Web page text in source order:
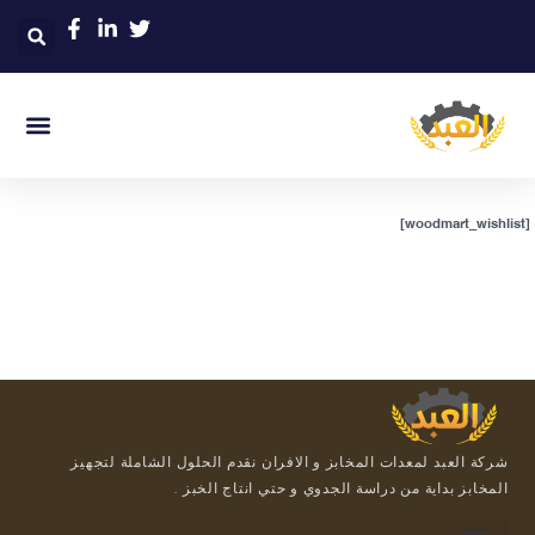
[woodmart_wishlist]
شركة العبد لمعدات المخابز و الافران نقدم الحلول الشاملة لتجهيز
المخابز بداية من دراسة الجدوي و حتي انتاج الخبز .